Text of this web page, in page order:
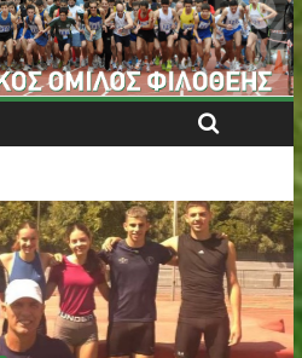
ΑΟ Φιλοθέης στη διεθνή
στην αποστολή της Εθνικής